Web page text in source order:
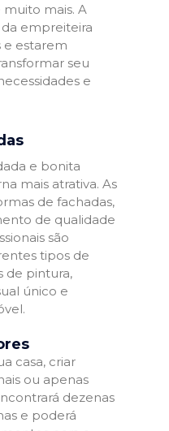
mais. A
empreiteira
e estarem
seu
e
e bonita
mais atrativa. As
de fachadas,
de qualidade
são
tipos de
de pintura,
único e
casa, criar
ou apenas
dezenas
e poderá